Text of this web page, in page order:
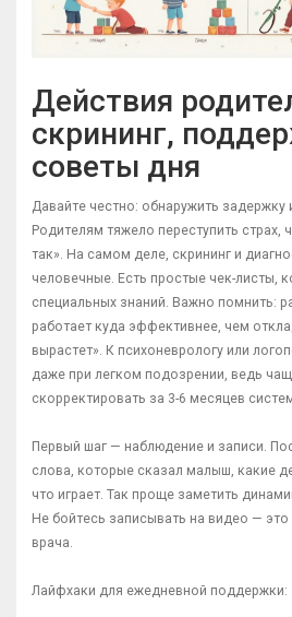
Действия
скрининг,
советы дня
Давайте честно: обнаружить задержку
Родителям тяжело переступить страх,
так». На самом деле, скрининг и
человечные. Есть простые чек-листы,
специальных знаний. Важно помнить:
работает куда эффективнее, чем
вырастет». К психоневрологу или
даже при легком подозрении, ведь
скорректировать за 3-6 месяцев
Первый шаг — наблюдение и записи.
слова, которые сказал малыш, какие
что играет. Так проще заметить
Не бойтесь записывать на видео —
врача.
Лайфхаки для ежедневной поддержки: